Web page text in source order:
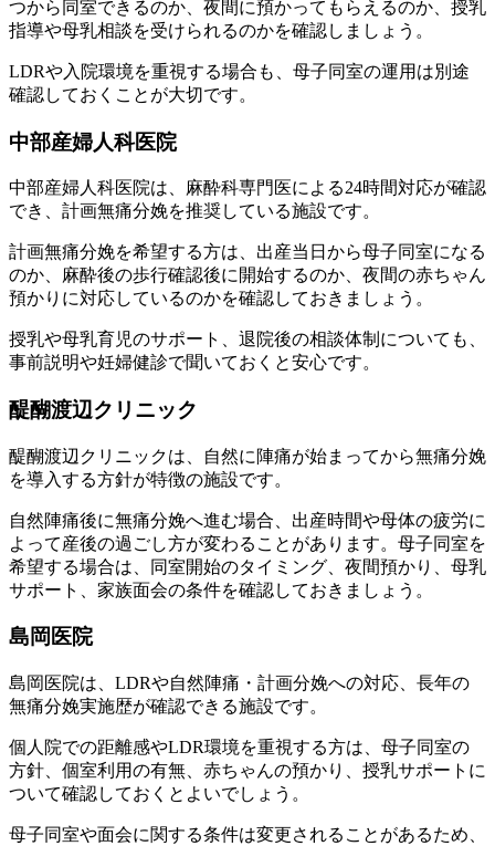
つから同室できるのか、夜間に預かってもらえるのか、授乳
指導や母乳相談を受けられるのかを確認しましょう。
LDRや入院環境を重視する場合も、母子同室の運用は別途
確認しておくことが大切です。
中部産婦人科医院
中部産婦人科医院は、麻酔科専門医による24時間対応が確認
でき、計画無痛分娩を推奨している施設です。
計画無痛分娩を希望する方は、出産当日から母子同室になる
のか、麻酔後の歩行確認後に開始するのか、夜間の赤ちゃん
預かりに対応しているのかを確認しておきましょう。
授乳や母乳育児のサポート、退院後の相談体制についても、
事前説明や妊婦健診で聞いておくと安心です。
醍醐渡辺クリニック
醍醐渡辺クリニックは、自然に陣痛が始まってから無痛分娩
を導入する方針が特徴の施設です。
自然陣痛後に無痛分娩へ進む場合、出産時間や母体の疲労に
よって産後の過ごし方が変わることがあります。母子同室を
希望する場合は、同室開始のタイミング、夜間預かり、母乳
サポート、家族面会の条件を確認しておきましょう。
島岡医院
島岡医院は、LDRや自然陣痛・計画分娩への対応、長年の
無痛分娩実施歴が確認できる施設です。
個人院での距離感やLDR環境を重視する方は、母子同室の
方針、個室利用の有無、赤ちゃんの預かり、授乳サポートに
ついて確認しておくとよいでしょう。
母子同室や面会に関する条件は変更されることがあるため、